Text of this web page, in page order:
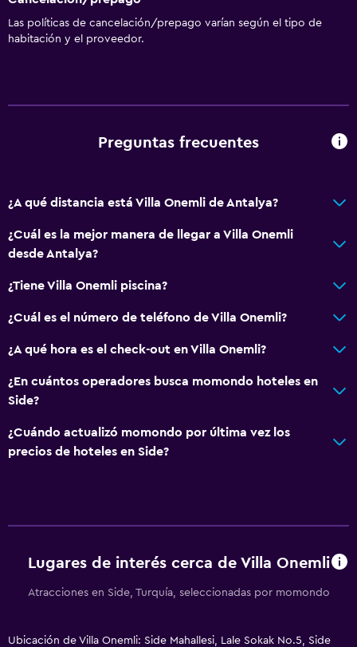
Las políticas de cancelación/prepago varían según el tipo de
habitación y el proveedor.
Preguntas frecuentes
¿A qué distancia está Villa Onemli de Antalya?
¿Cuál es la mejor manera de llegar a Villa Onemli
desde Antalya?
¿Tiene Villa Onemli piscina?
¿Cuál es el número de teléfono de Villa Onemli?
¿A qué hora es el check-out en Villa Onemli?
¿En cuántos operadores busca momondo hoteles en
Side?
¿Cuándo actualizó momondo por última vez los
precios de hoteles en Side?
Lugares de interés cerca de Villa Onemli
Atracciones en Side, Turquía, seleccionadas por momondo
Ubicación de Villa Onemli: Side Mahallesi, Lale Sokak No.5, Side